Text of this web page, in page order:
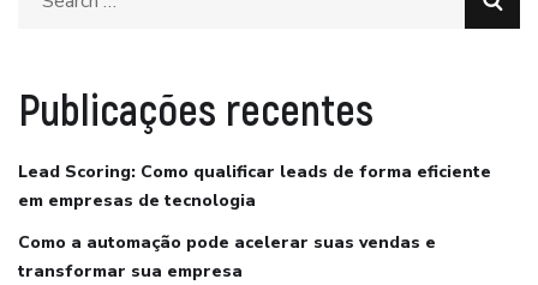
Publicações recentes
Lead Scoring: Como qualificar leads de forma eficiente
em empresas de tecnologia
Como a automação pode acelerar suas vendas e
transformar sua empresa